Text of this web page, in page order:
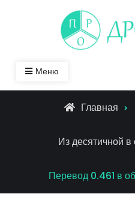
Меню
Главная
Из десятичной
Перевод 0.461 в